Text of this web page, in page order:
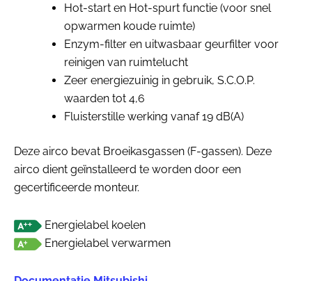
Hot-start en Hot-spurt functie (voor snel
opwarmen koude ruimte)
Enzym-filter en uitwasbaar geurfilter voor
reinigen van ruimtelucht
Zeer energiezuinig in gebruik, S.C.O.P.
waarden tot 4,6
Fluisterstille werking vanaf 19 dB(A)
Deze airco bevat Broeikasgassen (F-gassen). Deze
airco dient geïnstalleerd te worden door een
gecertificeerde monteur.
Energielabel koelen
Energielabel verwarmen